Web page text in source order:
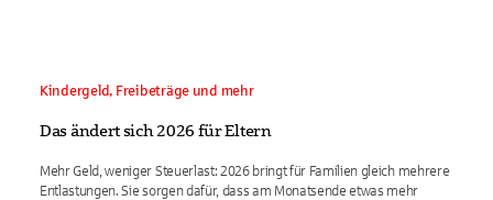
Kindergeld, Freibeträge und mehr
Das ändert sich 2026 für Eltern
Mehr Geld, weniger Steuerlast: 2026 bringt für Familien gleich mehrere
Entlastungen. Sie sorgen dafür, dass am Monatsende etwas mehr